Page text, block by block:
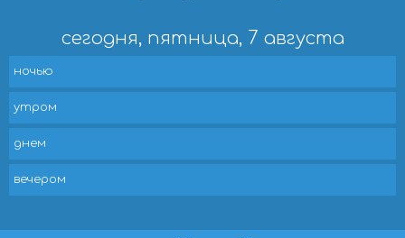
сегодня, пятница, 7 августа
ночью
утром
днем
вечером